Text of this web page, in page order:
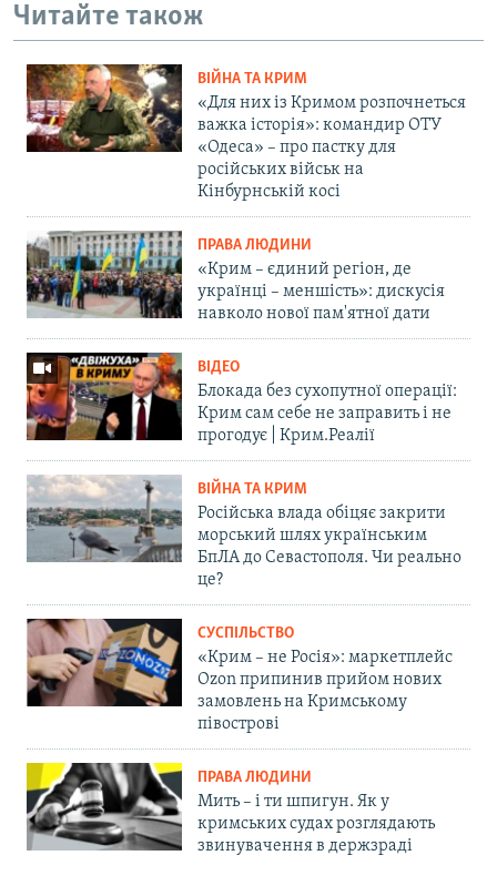
Читайте також
ВІЙНА ТА КРИМ
«Для них із Кримом розпочнеться
важка історія»: командир ОТУ
«Одеса» – про пастку для
російських військ на
Кінбурнській косі
ПРАВА ЛЮДИНИ
«Крим – єдиний регіон, де
українці – меншість»: дискусія
навколо нової пам'ятної дати
ВІДЕО
Блокада без сухопутної операції:
Крим сам себе не заправить і не
прогодує | Крим.Реалії
ВІЙНА ТА КРИМ
Російська влада обіцяє закрити
морський шлях українським
БпЛА до Севастополя. Чи реально
це?
СУСПІЛЬСТВО
«Крим – не Росія»: маркетплейс
Ozon припинив прийом нових
замовлень на Кримському
півострові
ПРАВА ЛЮДИНИ
Мить – і ти шпигун. Як у
кримських судах розглядають
звинувачення в держзраді